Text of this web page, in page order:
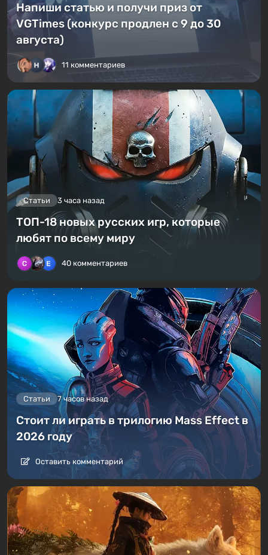
Напиши статью и получи приз от
VGTimes (конкурс продлен с 9 до 30
августа)
11 комментариев
Статьи 3 часа назад
ТОП-18 новых русских игр, которые
любят по всему миру
40 комментариев
Статьи 7 часов назад
Стоит ли играть в трилогию Mass Effect в
2026 году
Оставить комментарий